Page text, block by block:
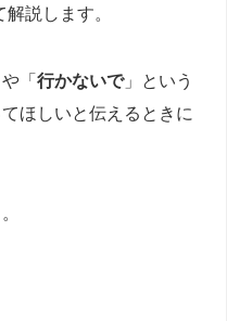
解説します。
「 行かないで」という
ほしいと伝えるときに